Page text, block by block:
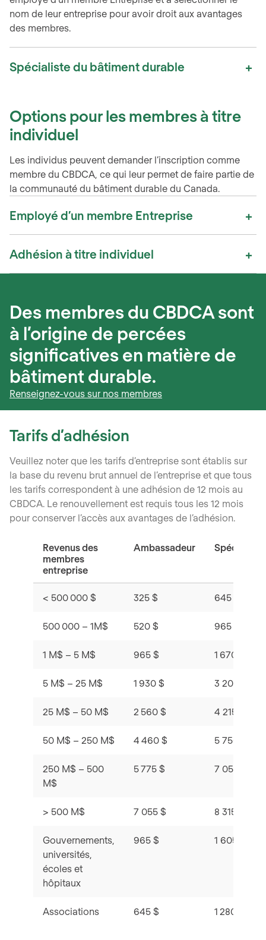
nom de leur entreprise pour avoir droit aux avantages
des membres.
Spécialiste du bâtiment durable
Options pour les membres à titre
individuel
Les individus peuvent demander l’inscription comme
membre du CBDCA, ce qui leur permet de faire partie de
la communauté du bâtiment durable du Canada.
Employé d’un membre Entreprise
Adhésion à titre individuel
Des membres du CBDCA sont
à l’origine de percées
significatives en matière de
bâtiment durable.
Renseignez-vous sur nos membres
Tarifs d’adhésion
Veuillez noter que les tarifs d’entreprise sont établis sur
la base du revenu brut annuel de l’entreprise et que tous
les tarifs correspondent à une adhésion de 12 mois au
CBDCA. Le renouvellement est requis tous les 12 mois
pour conserver l’accès aux avantages de l’adhésion.
Revenus des
membres
entreprise
Ambassadeur Spécialiste
< 500 000 $ 325 $ 645 $
500 000 – 1M$ 520 $ 965 $
1 M$ – 5 M$ 965 $ 1 670 $
5 M$ – 25 M$ 1 930 $ 3 205 $
25 M$ – 50 M$ 2 560 $ 4 215 $
50 M$ – 250 M$ 4 460 $ 5 750 $
250 M$ – 500
M$
5 775 $ 7 055 $
> 500 M$ 7 055 $ 8 315 $
Gouvernements,
universités,
écoles et
hôpitaux
965 $ 1 605 $
Associations 645 $ 1 280 $